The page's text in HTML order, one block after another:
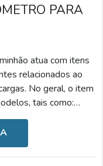
PARA
atua com itens
relacionados ao
No geral, o item
tais como:
risco de
os ângulos
a subida de caixa
alarmes visuais e